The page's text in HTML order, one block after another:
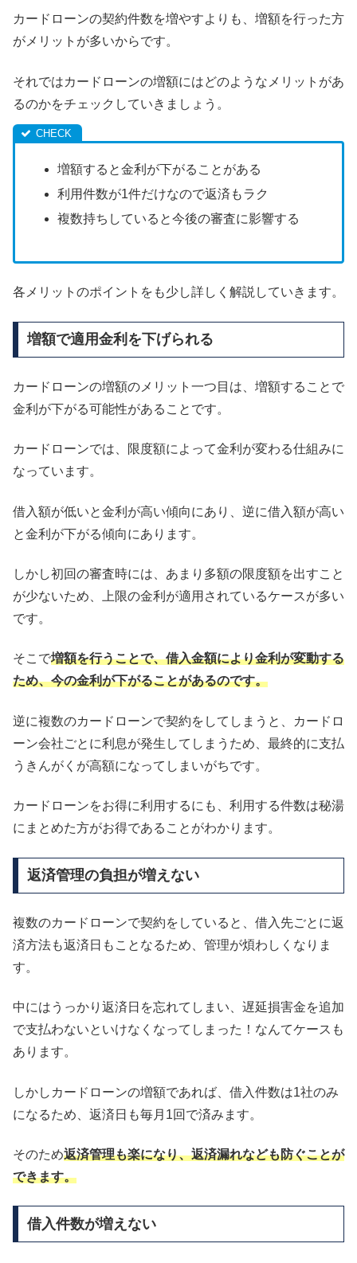
カードローンの契約件数を増やすよりも、増額を行った方
がメリットが多いからです。
それではカードローンの増額にはどのようなメリットがあ
るのかをチェックしていきましょう。
増額すると金利が下がることがある
利用件数が1件だけなので返済もラク
複数持ちしていると今後の審査に影響する
各メリットのポイントをも少し詳しく解説していきます。
増額で適用金利を下げられる
カードローンの増額のメリット一つ目は、増額することで
金利が下がる可能性があることです。
カードローンでは、限度額によって金利が変わる仕組みに
なっています。
借入額が低いと金利が高い傾向にあり、逆に借入額が高い
と金利が下がる傾向にあります。
しかし初回の審査時には、あまり多額の限度額を出すこと
が少ないため、上限の金利が適用されているケースが多い
です。
そこで増額を行うことで、借入金額により金利が変動する
ため、今の金利が下がることがあるのです。
逆に複数のカードローンで契約をしてしまうと、カードロ
ーン会社ごとに利息が発生してしまうため、最終的に支払
うきんがくが高額になってしまいがちです。
カードローンをお得に利用するにも、利用する件数は秘湯
にまとめた方がお得であることがわかります。
返済管理の負担が増えない
複数のカードローンで契約をしていると、借入先ごとに返
済方法も返済日もことなるため、管理が煩わしくなりま
す。
中にはうっかり返済日を忘れてしまい、遅延損害金を追加
で支払わないといけなくなってしまった！なんてケースも
あります。
しかしカードローンの増額であれば、借入件数は1社のみ
になるため、返済日も毎月1回で済みます。
そのため返済管理も楽になり、返済漏れなども防ぐことが
できます。
借入件数が増えない